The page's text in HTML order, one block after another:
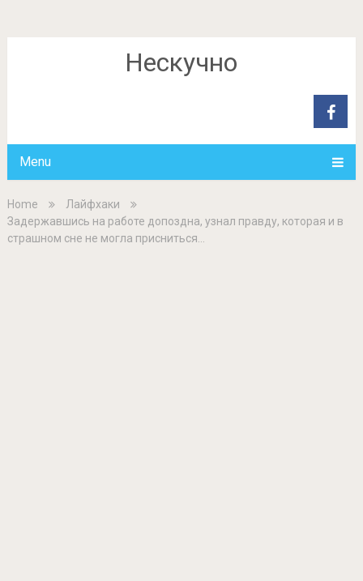
Нескучно
Menu
Home
Лайфхаки
Задержавшись на работе допоздна, узнал правду, которая и в
страшном сне не могла присниться…